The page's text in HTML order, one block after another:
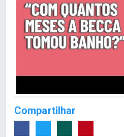
Compartilhar